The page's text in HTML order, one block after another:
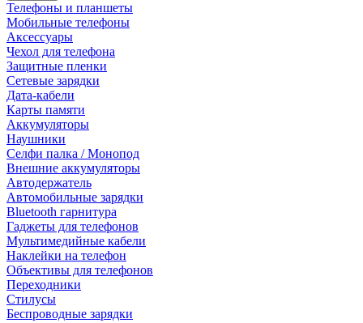
Телефоны и планшеты
Мобильные телефоны
Аксессуары
Чехол для телефона
Защитные пленки
Сетевые зарядки
Дата-кабели
Карты памяти
Аккумуляторы
Наушники
Селфи палка / Монопод
Внешние аккумуляторы
Автодержатель
Автомобильные зарядки
Bluetooth гарнитура
Гаджеты для телефонов
Мультимедийные кабели
Наклейки на телефон
Объективы для телефонов
Переходники
Стилусы
Беспроводные зарядки